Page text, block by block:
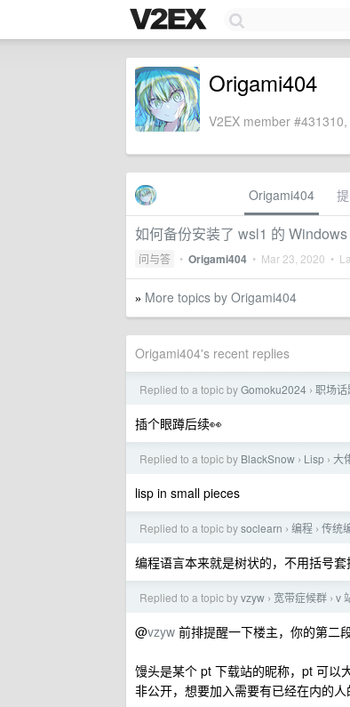
Origami404
V2EX member
Origami404
如何备份安装了 wsl1 的 Windows
问与答 • Origami404 • Mar 23, 2020 •
» More topics by Origami404
Origami404's recent replies
Replied to a topic byGomoku2024 › 职场话
插个眼蹲后续👀
Replied to a topic by BlackSnow › Lisp › 大
lisp in small pieces
Replied to a topic bysoclearn › 编程 › 传统
编程语言本来就是树状的，不用括号
Replied to a topic byvzyw › 宽带症候群 › v
@vzyw 前排提醒一下楼主，你的第二
馒头是某个 pt 下载站的昵称，pt 可以
非公开，想要加入需要有已经在内的人